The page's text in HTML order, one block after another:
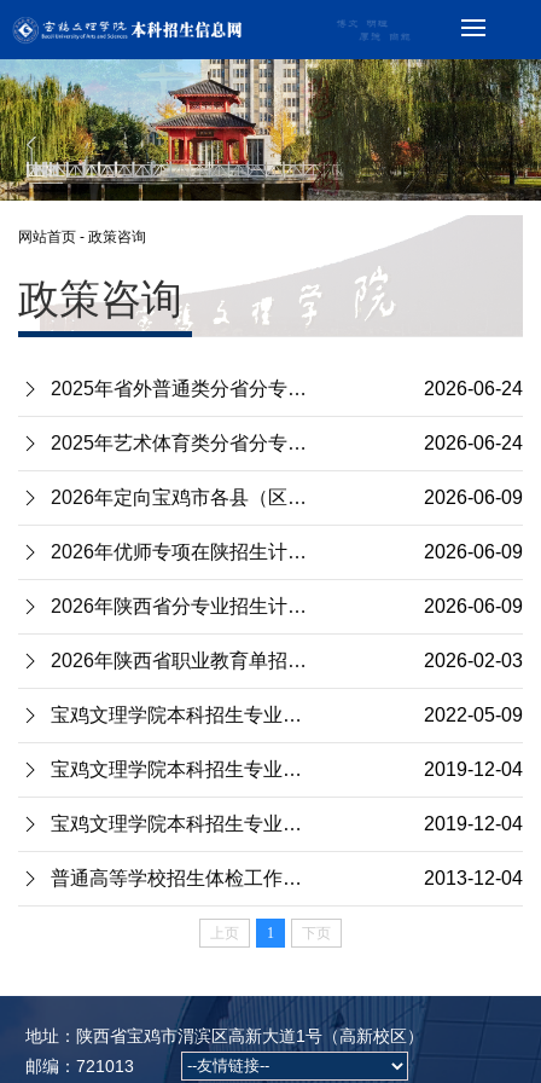
网站首页 - 政策咨询
政策咨询
2025年省外普通类分省分专业录取情况统计 2026-06-24
2025年艺术体育类分省分专业录取情况统计 2026-06-24
2026年定向宝鸡市各县（区）就业公费师范生招生计划及2025年录取情况 2026-06-09
2026年优师专项在陕招生计划及2025年录取情况 2026-06-09
2026年陕西省分专业招生计划及2025年录取情况 2026-06-09
2026年陕西省职业教育单招本科专业技能联考教育类考试大纲 2026-02-03
宝鸡文理学院本科招生专业选考科目（2024年通用版） 2022-05-09
宝鸡文理学院本科招生专业选考科目（3+1+2模式） 2019-12-04
宝鸡文理学院本科招生专业选考科目（3+3模式） 2019-12-04
普通高等学校招生体检工作指导意见 2013-12-04
上页 1 下页
地址：陕西省宝鸡市渭滨区高新大道1号（高新校区）
邮编：721013